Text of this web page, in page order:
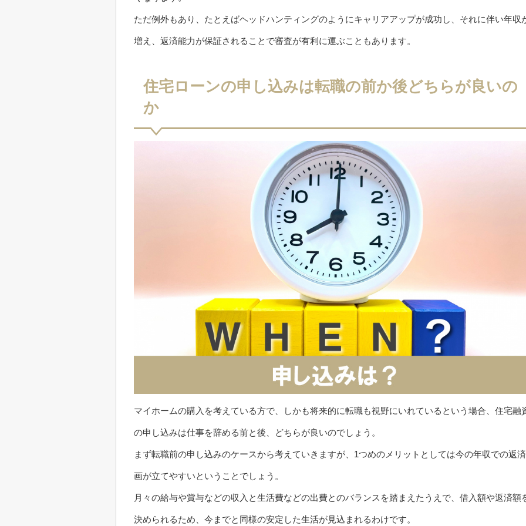
ただ例外もあり、たとえばヘッドハンティングのようにキャリアアップが成功し、それに伴い年収
増え、返済能力が保証されることで審査が有利に運ぶこともあります。
住宅ローンの申し込みは転職の前か後どちらが良いの
か
マイホームの購入を考えている方で、しかも将来的に転職も視野にいれているという場合、住宅融
の申し込みは仕事を辞める前と後、どちらが良いのでしょう。
まず転職前の申し込みのケースから考えていきますが、1つめのメリットとしては今の年収での返
画が立てやすいということでしょう。
月々の給与や賞与などの収入と生活費などの出費とのバランスを踏まえたうえで、借入額や返済額
決められるため、今までと同様の安定した生活が見込まれるわけです。